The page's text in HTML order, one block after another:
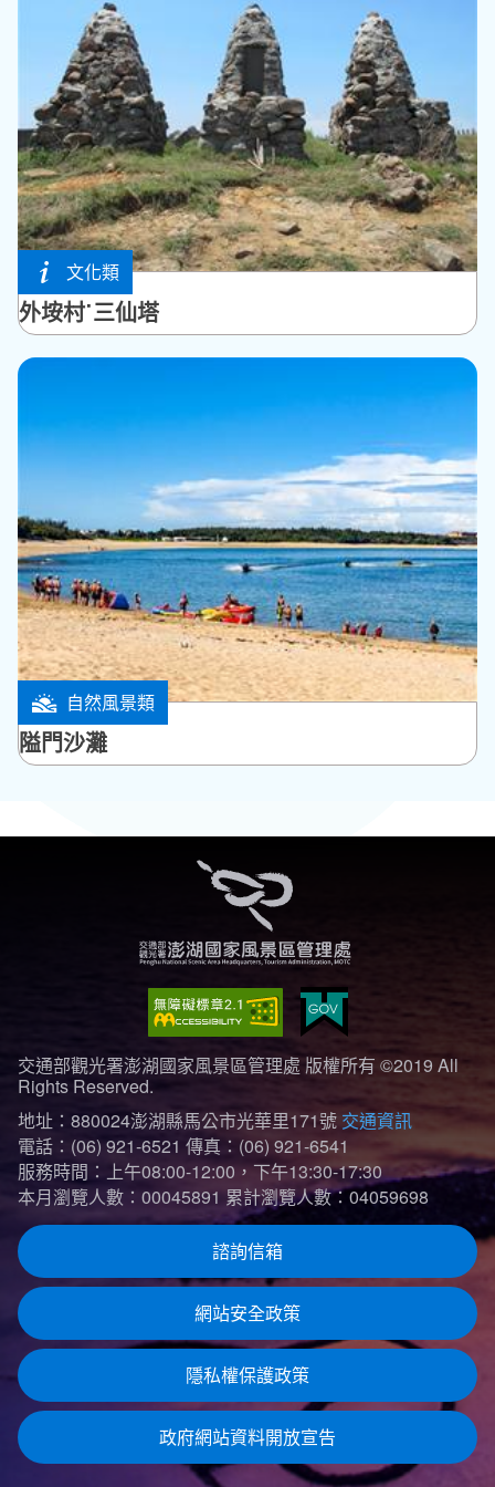
文化類
西嶼鄉
外垵村˙三仙塔
自然風景類
湖西鄉
隘門沙灘
交通部觀光署澎湖國家風景區管理處 版權所有 ©2019 All
Rights Reserved.
地址：880024澎湖縣馬公市光華里171號 交通資訊
電話：(06) 921-6521 傳真：(06) 921-6541
服務時間：上午08:00-12:00，下午13:30-17:30
本月瀏覽人數：00045891 累計瀏覽人數：04059698
諮詢信箱
網站安全政策
隱私權保護政策
政府網站資料開放宣告